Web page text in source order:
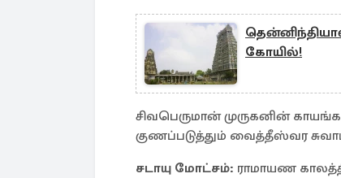
கோயில்!
சிவபெருமான் முருகனின்
குணப்படுத்தும் வைத்தீஸ்வர
சடாயு மோட்சம்: ராமாயண